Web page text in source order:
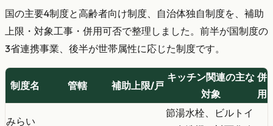
国の主要4制度と高齢者向け制度、自治体独自制度を、補助
上限・対象工事・併用可否で整理しました。前半が国制度の
3省連携事業、後半が世帯属性に応じた制度です。
制度名 管轄 補助上限/戸
キッチン関連の主な
対象
併
用
みらい
節湯水栓、ビルトイ